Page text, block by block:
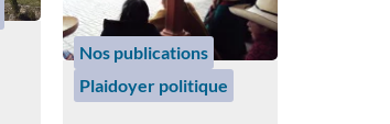
Nos publications
Plaidoyer politique